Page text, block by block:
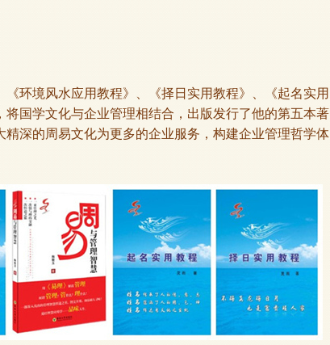
环境风水应用教程》、《择日实用教程》、《起名实用
国学文化与企业管理相结合，出版发行了他的第五本著
深的周易文化为更多的企业服务，构建企业管理哲学体